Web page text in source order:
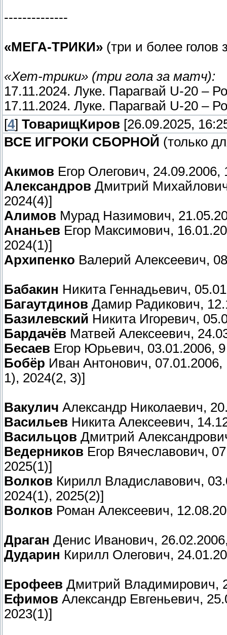
--------------
«МЕГА-ТРИКИ» (три и более голов
«Хет-трики» (три гола за матч):
17.11.2024. Луке. Парагвай U-20 –
17.11.2024. Луке. Парагвай U-20 –
[4] ТоварищКиров [26.09.2025,
ВСЕ ИГРОКИ СБОРНОЙ (только
Акимов Егор Олегович, 24.09.2006,
Александров Дмитрий
2024(4)]
Алимов Мурад Назимович,
Ананьев Егор Максимович,
2024(1)]
Архипенко Валерий Алексеевич,
Бабакин Никита Геннадьевич,
Багаутдинов Дамир Радикович,
Базилевский Никита Игоревич,
Бардачёв Матвей Алексеевич,
Бесаев Егор Юрьевич, 03.01.2006,
Бобёр Иван Антонович, 07.01.2006,
1), 2024(2, 3)]
Вакулич Александр Николаевич,
Васильев Никита Алексеевич,
Васильцов Дмитрий
Ведерников Егор Вячеславович,
2025(1)]
Волков Кирилл Владиславович,
2024(1), 2025(2)]
Волков Роман Алексеевич,
Драган Денис Иванович,
Дударин Кирилл Олегович,
Ерофеев Дмитрий Владимирович,
Ефимов Александр Евгеньевич,
2023(1)]